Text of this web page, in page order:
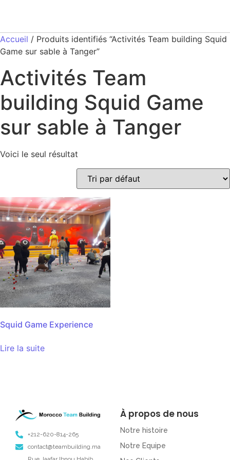
Accueil / Produits identifiés “Activités Team building Squid
Game sur sable à Tanger”
Activités Team
building Squid Game
sur sable à Tanger
Voici le seul résultat
Squid Game Experience
Lire la suite
+212-620-814-265
contact@teambuilding.ma
À propos de nous
Notre histoire
Notre Equipe